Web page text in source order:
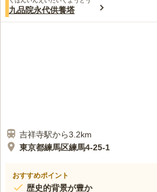
この霊園はまだ誰からも評価されていません。
九品院永代供養塔
吉祥寺駅から3.2km
東京都練馬区練馬4-25-1
おすすめポイント
歴史的背景が豊か